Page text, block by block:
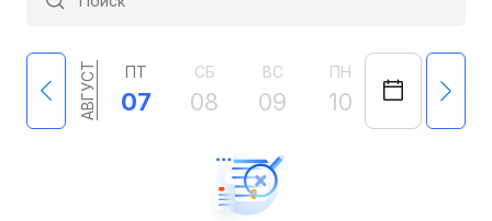
АВГУСТ ПТ
07
СБ
08
ВС
09
ПН
10 11